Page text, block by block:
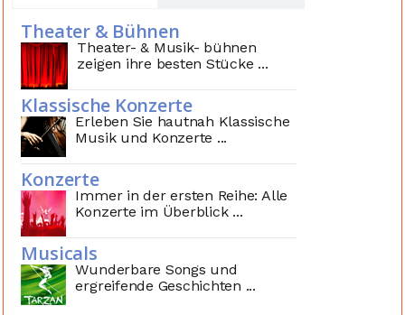
Theater & Bühnen
Theater- & Musik- bühnen
zeigen ihre besten Stücke ...
Klassische Konzerte
Erleben Sie hautnah Klassische
Musik und Konzerte ...
Konzerte
Immer in der ersten Reihe: Alle
Konzerte im Überblick ...
Musicals
Wunderbare Songs und
ergreifende Geschichten ...